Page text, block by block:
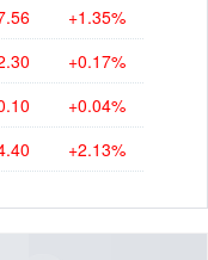
+1.35%
+0.17%
+0.04%
+2.13%